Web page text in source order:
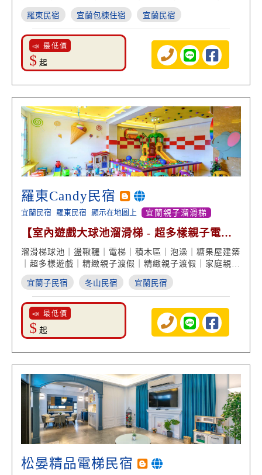
住宿
羅東民宿 宜蘭包棟住宿 宜蘭民宿
📣 最低價
$ 起
羅東Candy民宿
宜蘭民宿 羅東民宿 顯示在地圖上 宜蘭親子溜滑梯
【室內遊戲大球池溜滑梯 - 超多樣親子電動
汽機車】
溜滑梯球池｜盪鞦韆｜電梯｜積木區｜泡澡｜糖果屋建築
｜超多樣遊戲｜精緻親子渡假｜精緻親子渡假｜家庭親子
旅遊｜羅東親子旅遊
宜蘭子民宿 冬山民宿 宜蘭民宿
📣 最低價
$ 起
松晏精品電梯民宿